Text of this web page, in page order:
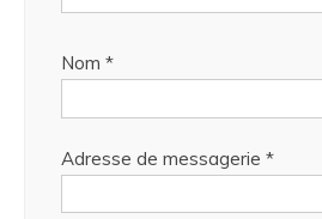
Nom *
Adresse de messagerie *